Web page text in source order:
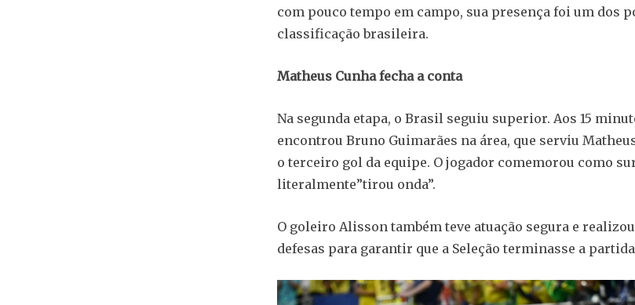
com pouco tempo em campo, sua presença foi um dos
classificação brasileira.
Matheus Cunha fecha a conta
Na segunda etapa, o Brasil seguiu superior. Aos 15
encontrou Bruno Guimarães na área, que serviu
o terceiro gol da equipe. O jogador comemorou como
literalmente”tirou onda”.
O goleiro Alisson também teve atuação segura e
defesas para garantir que a Seleção terminasse a